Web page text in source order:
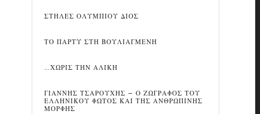
ΣΤΗΛΕΣ ΟΛΥΜΠΙΟΥ ΔΙΟΣ
ΤΟ ΠΑΡΤΥ ΣΤΗ ΒΟΥΛΙΑΓΜΕΝΗ
…ΧΩΡΙΣ ΤΗΝ ΑΛΙΚΗ
ΓΙΑΝΝΗΣ ΤΣΑΡΟΥΧΗΣ – Ο ΖΩΓΡΑΦΟΣ ΤΟΥ
ΕΛΛΗΝΙΚΟΥ ΦΩΤΟΣ ΚΑΙ ΤΗΣ ΑΝΘΡΩΠΙΝΗΣ
ΜΟΡΦΗΣ